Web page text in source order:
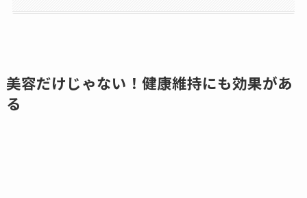
美容だけじゃない！健康維持にも効果があ
る